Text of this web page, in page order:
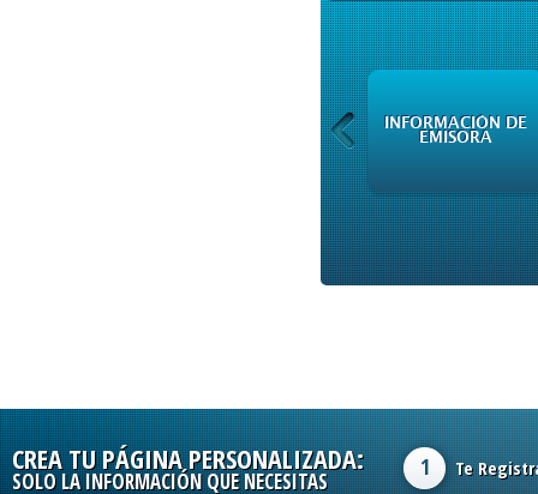
INFORMACIÓN DE
EMISORA
CREA TU PÁGINA PERSONALIZADA:
SOLO LA INFORMACIÓN QUE NECESITAS
1 Te